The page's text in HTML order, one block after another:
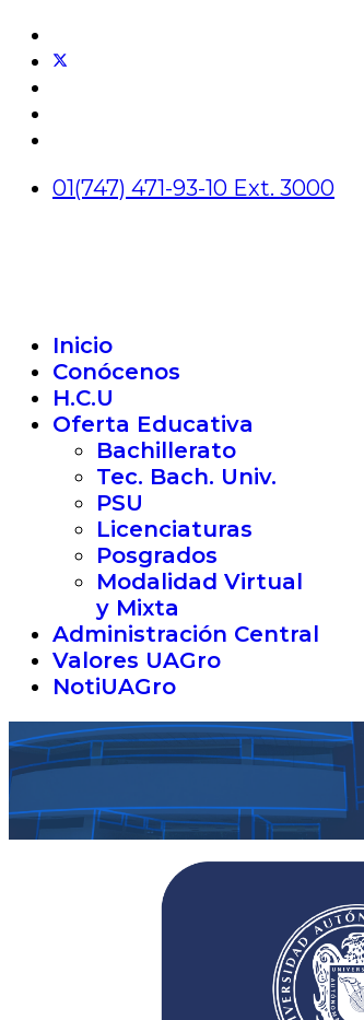
01(747) 471-93-10 Ext. 3000
Inicio
Conócenos
H.C.U
Oferta Educativa
Bachillerato
Tec. Bach. Univ.
PSU
Licenciaturas
Posgrados
Modalidad Virtual
y Mixta
Administración Central
Valores UAGro
NotiUAGro